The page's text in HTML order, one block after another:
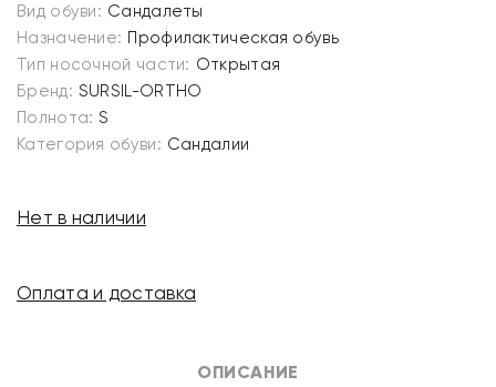
ОПИСАНИЕ
Вид обуви: Сандалеты
Назначение: Профилактическая обувь
Тип носочной части: Открытая
Бренд: SURSIL-ORTHO
Полнота: S
Категория обуви: Сандалии
Нет в наличии
Оплата и доставка